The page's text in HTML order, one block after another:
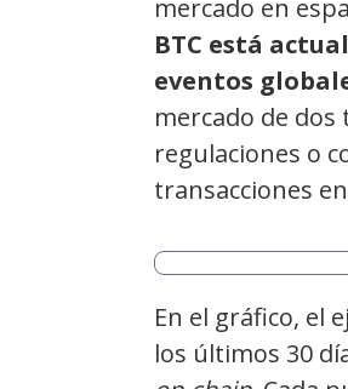
mercado en
BTC está
eventos
mercado de
regulaciones o
transacciones
En el gráfico, el
los últimos 30